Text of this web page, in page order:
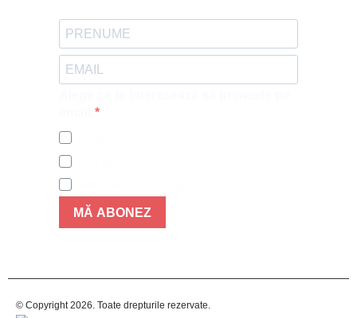
MĂ ABONEZ
© Copyright 2026. Toate drepturile rezervate.